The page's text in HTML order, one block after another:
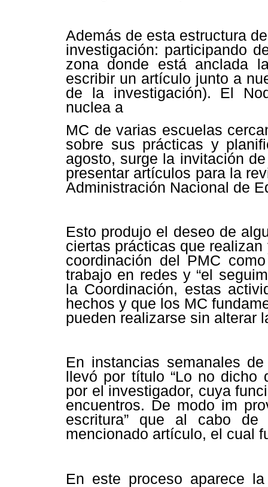
Además de esta estructura
investigación: participando
zona donde está anclada
escribir un artículo junto a
de la investigación). El
nuclea a
MC de varias escuelas
sobre sus prácticas y
agosto, surge la invitación
presentar artículos para la
Administración Nacional de
Esto produjo el deseo de
ciertas prácticas que
coordinación del PMC
trabajo en redes y “el
la Coordinación, estas
hechos y que los MC
pueden realizarse sin alterar
En instancias semanales
llevó por título “Lo no
por el investigador, cuya
encuentros. De modo im
escritura” que al cabo
mencionado artículo, el cual
En este proceso aparece